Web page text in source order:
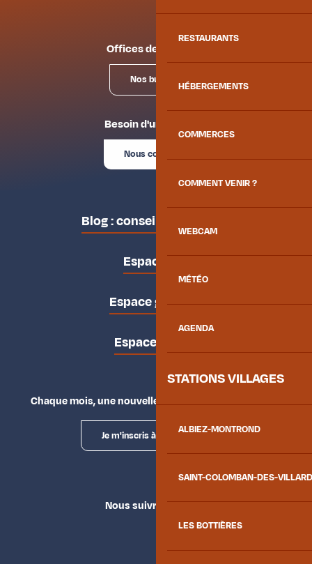
RESTAURANTS
HÉBERGEMENTS
COMMERCES
COMMENT VENIR ?
WEBCAM
MÉTÉO
AGENDA
STATIONS VILLAGES
ALBIEZ-MONTROND
SAINT-COLOMBAN-DES-
LES BOTTIÈRES
Offices de tourisme
Nos bureaux
Besoin d'un conseil ?
Nous contacter
Blog : conseils des locaux
Espace pro
Espace groupes
Espace presse
Chaque mois, une nouvelle façon d'explorer la vallée.
Je m'inscris à la newsletter
Nous suivre